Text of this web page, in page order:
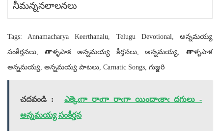
నీమన్ననలాలనలు
Tags: Annamacharya Keerthanalu, Telugu Devotional, అన్నమయ్య
సంకీర్తనలు, తాళ్ళపాక అన్నమయ్య కీర్తనలు, అన్నమయ్య, తాళ్ళపాక
అన్నమయ్య, అన్నమయ్య పాటలు, Carnatic Songs, గుజ్జరి
చదవండి :
ఎక్కెఁగా రాఁగా రాఁగా యిందాఁకాఁ దగులు -
అన్నమయ్య సంకీర్తన